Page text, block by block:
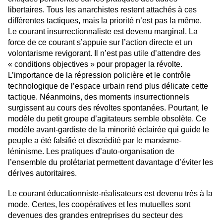
libertaires. Tous les anarchistes restent attachés à ces
différentes tactiques, mais la priorité n’est pas la même.
Le courant insurrectionnaliste est devenu marginal. La
force de ce courant s’appuie sur l’action directe et un
volontarisme revigorant. Il n’est pas utile d’attendre des
« conditions objectives » pour propager la révolte.
L’importance de la répression policière et le contrôle
technologique de l’espace urbain rend plus délicate cette
tactique. Néanmoins, des moments insurrectionnels
surgissent au cours des révoltes spontanées. Pourtant, le
modèle du petit groupe d’agitateurs semble obsolète. Ce
modèle avant-gardiste de la minorité éclairée qui guide le
peuple a été falsifié et discrédité par le marxisme-
léninisme. Les pratiques d’auto-organisation de
l’ensemble du prolétariat permettent davantage d’éviter les
dérives autoritaires.
Le courant éducationniste-réalisateurs est devenu très à la
mode. Certes, les coopératives et les mutuelles sont
devenues des grandes entreprises du secteur des